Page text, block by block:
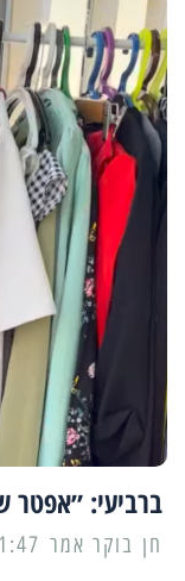
ברביעי: ״אפטר
| 31/03/2025